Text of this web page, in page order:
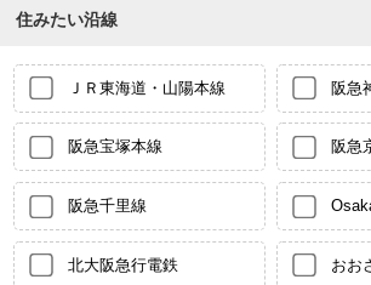
住みたい沿線
ＪＲ東海道・山陽本線 阪急
阪急宝塚本線 阪急
阪急千里線
北大阪急行電鉄 おお